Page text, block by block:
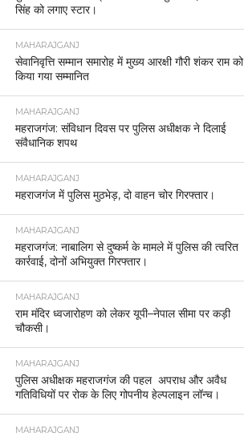
सिंह को लगाए स्टार।
MAHARAJGANJ
सेवानिवृत्ति सम्मान समारोह में मुख्य आरक्षी गौरी शंकर राम को
किया गया सम्मानित
MAHARAJGANJ
महराजगंज: संविधान दिवस पर पुलिस अधीक्षक ने दिलाई
संवैधानिक शपथ
MAHARAJGANJ
महराजगंज में पुलिस मुठभेड़, दो वाहन चोर गिरफ्तार।
MAHARAJGANJ
महराजगंज: नाबालिग से दुष्कर्म के मामले में पुलिस की त्वरित
कार्रवाई, दोनों अभियुक्त गिरफ्तार।
MAHARAJGANJ
राम मंदिर ध्वजारोहण को लेकर यूपी–नेपाल सीमा पर कड़ी
चौकसी।
MAHARAJGANJ
पुलिस अधीक्षक महराजगंज की पहल अपराध और अवैध
गतिविधियों पर रोक के लिए गोपनीय हेल्पलाइन लॉन्च।
MAHARAJGANJ